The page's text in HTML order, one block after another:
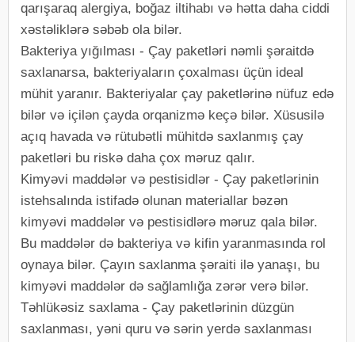
qarışaraq alergiya, boğaz iltihabı və hətta daha ciddi
xəstəliklərə səbəb ola bilər.
Bakteriya yığılması - Çay paketləri nəmli şəraitdə
saxlanarsa, bakteriyaların çoxalması üçün ideal
mühit yaranır. Bakteriyalar çay paketlərinə nüfuz edə
bilər və içilən çayda orqanizmə keçə bilər. Xüsusilə
açıq havada və rütubətli mühitdə saxlanmış çay
paketləri bu riskə daha çox məruz qalır.
Kimyəvi maddələr və pestisidlər - Çay paketlərinin
istehsalında istifadə olunan materiallar bəzən
kimyəvi maddələr və pestisidlərə məruz qala bilər.
Bu maddələr də bakteriya və kifin yaranmasında rol
oynaya bilər. Çayın saxlanma şəraiti ilə yanaşı, bu
kimyəvi maddələr də sağlamlığa zərər verə bilər.
Təhlükəsiz saxlama - Çay paketlərinin düzgün
saxlanması, yəni quru və sərin yerdə saxlanması